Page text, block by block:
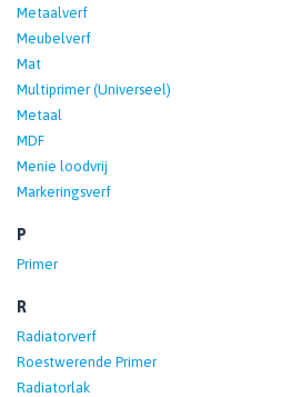
Metaalverf
Meubelverf
Mat
Multiprimer (Universeel)
Metaal
MDF
Menie loodvrij
Markeringsverf
P
Primer
R
Radiatorverf
Roestwerende Primer
Radiatorlak